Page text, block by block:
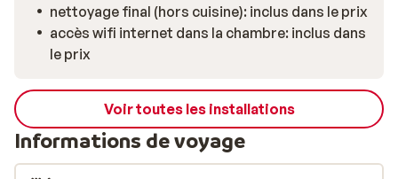
nettoyage final (hors cuisine): inclus dans le prix
accès wifi internet dans la chambre: inclus dans
le prix
Voir toutes les installations
Informations de voyage